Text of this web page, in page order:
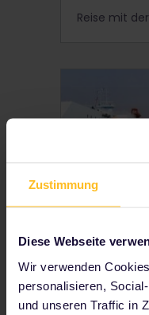
Zustimmung
Diese Webseite
Wir verwenden
personalisieren,
und unseren Traffic in